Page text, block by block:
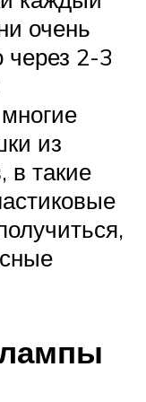
очень
через 2-3
из
в такие